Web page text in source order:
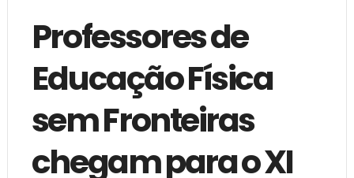
Professores de
Educação Física
sem Fronteiras
chegam para o XI